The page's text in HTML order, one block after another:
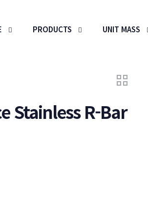
PRODUCTS UNIT MASS
Stainless R-Bar